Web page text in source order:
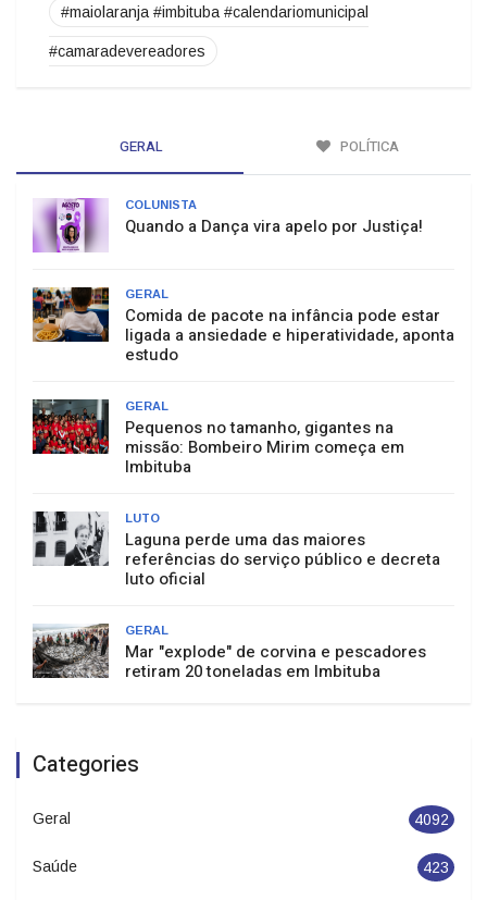
#maiolaranja #imbituba #calendariomunicipal
#camaradevereadores
GERAL POLÍTICA
COLUNISTA
Quando a Dança vira apelo por Justiça!
GERAL
Comida de pacote na infância pode estar
ligada a ansiedade e hiperatividade, aponta
estudo
GERAL
Pequenos no tamanho, gigantes na
missão: Bombeiro Mirim começa em
Imbituba
LUTO
Laguna perde uma das maiores
referências do serviço público e decreta
luto oficial
GERAL
Mar "explode" de corvina e pescadores
retiram 20 toneladas em Imbituba
Categories
Geral 4092
Saúde 423